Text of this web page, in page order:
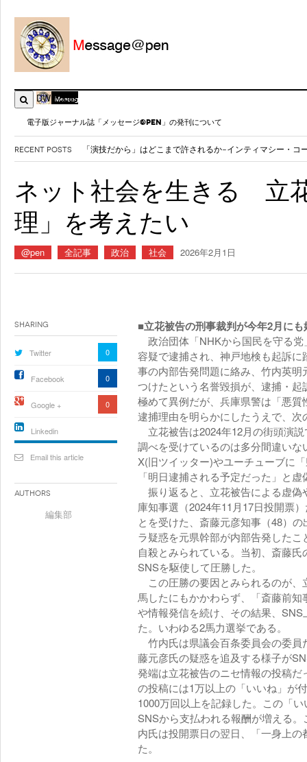
DW Focus
電子版ジャーナル誌「メッセージ@PEN」の発刊について
RECENT POSTS
千里発 僕とメディアとニュータウン- 2026年8月3日
御巣鷹41年 ボ社には「修理ミスの理由」を公表する責任
〈ネット社会を生きる〉ジャーナリスト魂こそがSNSの病理
AIが新卒採用を脅かす～メディアが伝えるもの～
- 2026年7
ネット社会を生きる 立
理」を考えたい
@pen 全記事 政治 社会 2026年2月1日
■立花被告の刑事裁判が今年2月にも
政治団体「NHKから国民を守る
容疑で逮捕され、神戸地検も起訴
事の内部告発問題に絡み、竹内英
つけたという名誉毀損が、逮捕・
極めて異例だが、兵庫県警は「悪
逮捕理由を明らかにしたうえで、次
立花被告は2024年12月の街頭演
調べを受けているのは多分間違い
X(旧ツイッター)やユーチューブに
「明日逮捕される予定だった」と
振り返ると、立花被告による虚偽
庫知事選（2024年11月17日投開票
とを受けた、斎藤元彦知事（48）
ラ疑惑を元県幹部が内部告発した
自殺とみられている。当初、斎藤
SNSを駆使して圧勝した。
この圧勝の要因とみられるのが、
馬したにもかかわらず、「斎藤前
や情報発信を続け、その結果、
た。いわゆる2馬力選挙である。
竹内氏は県議会百条委員会の委員
藤元彦氏の疑惑を追及する様子が
発端は立花被告のニセ情報の投稿
の投稿には1万以上の「いいね」が
1000万回以上を記録した。この「
SNSから支払われる報酬が増える
内氏は投開票日の翌日、「一身上
た。
Sharing
Twitter 0
Facebook 0
Google + 0
Linkedin
icon[type=linkedin-bug]
Email this article
Authors
編集部